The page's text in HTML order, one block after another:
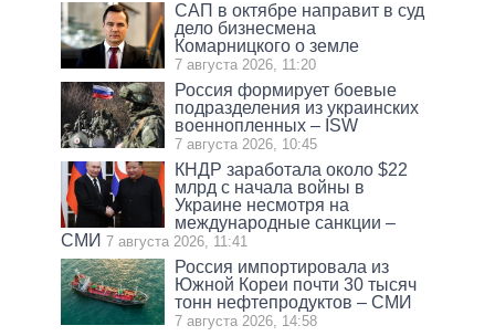
САП в октябре направит в суд
дело бизнесмена
Комарницкого о земле
7 августа 2026, 11:20
Россия формирует боевые
подразделения из украинских
военнопленных – ISW
7 августа 2026, 10:45
КНДР заработала около $22
млрд с начала войны в
Украине несмотря на
международные санкции –
СМИ 7 августа 2026, 11:41
Россия импортировала из
Южной Кореи почти 30 тысяч
тонн нефтепродуктов – СМИ
7 августа 2026, 14:58